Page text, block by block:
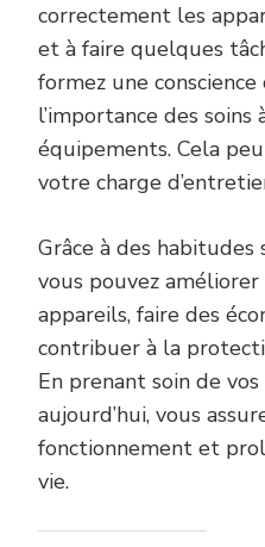
correctement les
et à faire quelques
formez une
l’importance des
équipements. Cela
votre charge
Grâce à des habitudes
vous pouvez
appareils, faire des
contribuer à la
En prenant soin de
aujourd’hui, vous
fonctionnement et
vie.